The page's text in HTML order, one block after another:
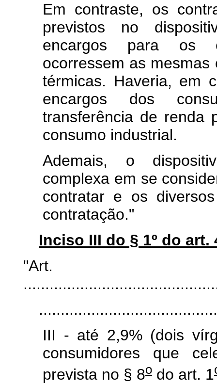
Em contraste, os
previstos no
encargos para os
ocorressem as
térmicas. Haveria, em
encargos dos
transferência de renda
consumo industrial.
Ademais, o
complexa em se
contratar e os
contratação."
Inciso III do § 1º do art.
III - até 2,9% (dois
consumidores que
prevista no § 8o do art. 1